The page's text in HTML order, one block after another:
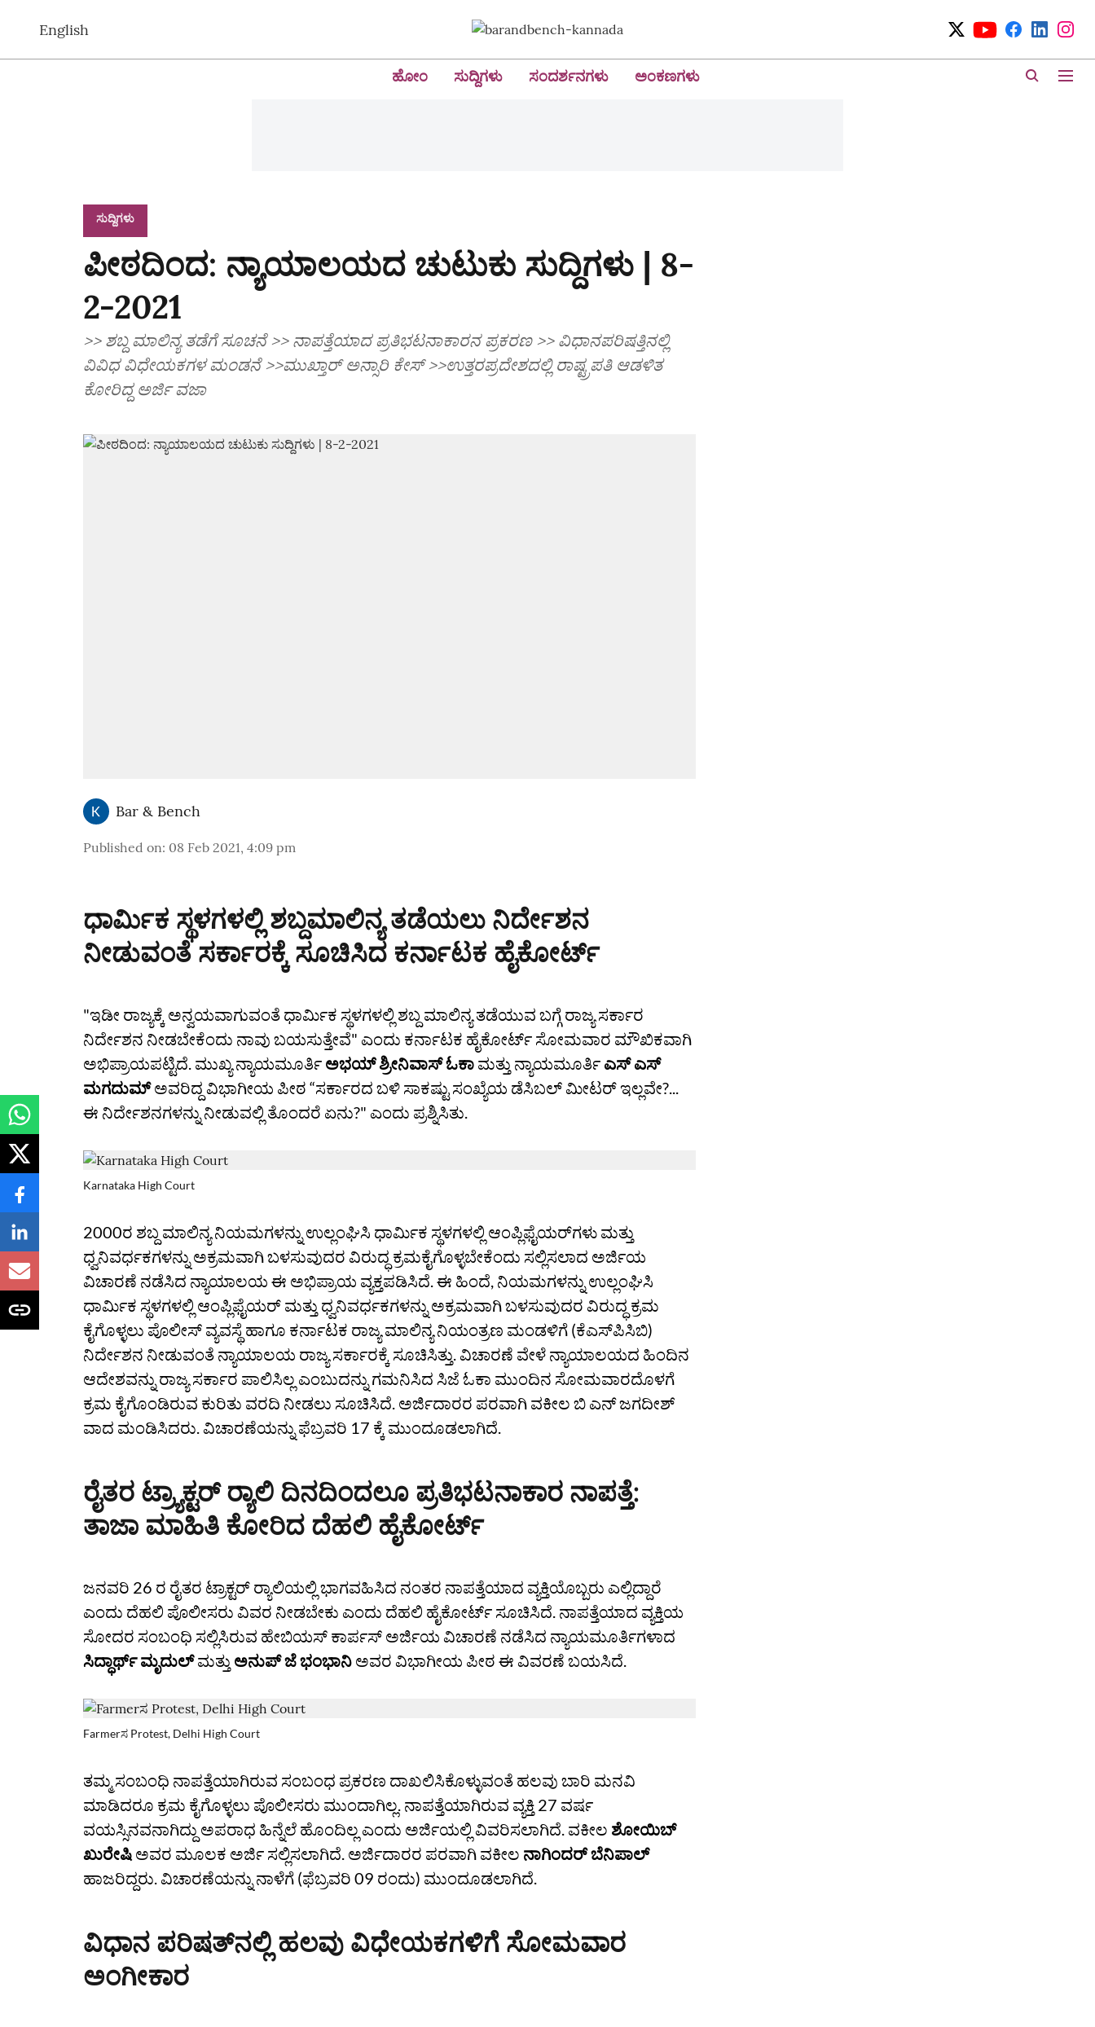
English
ಹೋಂ ಸುದ್ದಿಗಳು ಸಂದರ್ಶನಗಳು ಅಂಕಣಗಳು
ಸುದ್ದಿಗಳು
ಪೀಠದಿಂದ: ನ್ಯಾಯಾಲಯದ ಚುಟುಕು ಸುದ್ದಿಗಳು | 8-
2-2021
>> ಶಬ್ದ ಮಾಲಿನ್ಯ ತಡೆಗೆ ಸೂಚನೆ >> ನಾಪತ್ತೆಯಾದ ಪ್ರತಿಭಟನಾಕಾರನ ಪ್ರಕರಣ >> ವಿಧಾನಪರಿಷತ್ತಿನಲ್ಲಿ
ವಿವಿಧ ವಿಧೇಯಕಗಳ ಮಂಡನೆ >>ಮುಖ್ತಾರ್‌ ಅನ್ಸಾರಿ ಕೇಸ್‌ >>ಉತ್ತರಪ್ರದೇಶದಲ್ಲಿ ರಾಷ್ಟ್ರಪತಿ ಆಡಳಿತ
ಕೋರಿದ್ದ ಅರ್ಜಿ ವಜಾ
Bar & Bench
Published on: 08 Feb 2021, 4:09 pm
ಧಾರ್ಮಿಕ ಸ್ಥಳಗಳಲ್ಲಿ ಶಬ್ದಮಾಲಿನ್ಯ ತಡೆಯಲು ನಿರ್ದೇಶನ
ನೀಡುವಂತೆ ಸರ್ಕಾರಕ್ಕೆ ಸೂಚಿಸಿದ ಕರ್ನಾಟಕ ಹೈಕೋರ್ಟ್‌
"ಇಡೀ ರಾಜ್ಯಕ್ಕೆ ಅನ್ವಯವಾಗುವಂತೆ ಧಾರ್ಮಿಕ ಸ್ಥಳಗಳಲ್ಲಿ ಶಬ್ದ ಮಾಲಿನ್ಯ ತಡೆಯುವ ಬಗ್ಗೆ ರಾಜ್ಯ ಸರ್ಕಾರ
ನಿರ್ದೇಶನ ನೀಡಬೇಕೆಂದು ನಾವು ಬಯಸುತ್ತೇವೆ" ಎಂದು ಕರ್ನಾಟಕ ಹೈಕೋರ್ಟ್ ಸೋಮವಾರ ಮೌಖಿಕವಾಗಿ
ಅಭಿಪ್ರಾಯಪಟ್ಟಿದೆ. ಮುಖ್ಯ ನ್ಯಾಯಮೂರ್ತಿ ಅಭಯ್ ಶ್ರೀನಿವಾಸ್ ಓಕಾ ಮತ್ತು ನ್ಯಾಯಮೂರ್ತಿ ಎಸ್ ಎಸ್
ಮಗದುಮ್‌ಅವರಿದ್ದ ವಿಭಾಗೀಯ ಪೀಠ “ಸರ್ಕಾರದ ಬಳಿ ಸಾಕಷ್ಟು ಸಂಖ್ಯೆಯ ಡೆಸಿಬಲ್ ಮೀಟರ್ ಇಲ್ಲವೇ?...
ಈ ನಿರ್ದೇಶನಗಳನ್ನು ನೀಡುವಲ್ಲಿ ತೊಂದರೆ ಏನು?" ಎಂದು ಪ್ರಶ್ನಿಸಿತು.
Karnataka High Court
2000ರ ಶಬ್ದ ಮಾಲಿನ್ಯ ನಿಯಮಗಳನ್ನು ಉಲ್ಲಂಘಿಸಿ ಧಾರ್ಮಿಕ ಸ್ಥಳಗಳಲ್ಲಿ ಆಂಪ್ಲಿಫೈಯರ್‌ಗಳು ಮತ್ತು
ಧ್ವನಿವರ್ಧಕಗಳನ್ನು ಅಕ್ರಮವಾಗಿ ಬಳಸುವುದರ ವಿರುದ್ಧ ಕ್ರಮಕೈಗೊಳ್ಳಬೇಕೆಂದು ಸಲ್ಲಿಸಲಾದ ಅರ್ಜಿಯ
ವಿಚಾರಣೆ ನಡೆಸಿದ ನ್ಯಾಯಾಲಯ ಈ ಅಭಿಪ್ರಾಯ ವ್ಯಕ್ತಪಡಿಸಿದೆ. ಈ ಹಿಂದೆ, ನಿಯಮಗಳನ್ನು ಉಲ್ಲಂಘಿಸಿ
ಧಾರ್ಮಿಕ ಸ್ಥಳಗಳಲ್ಲಿ ಆಂಪ್ಲಿಫೈಯರ್ ಮತ್ತು ಧ್ವನಿವರ್ಧಕಗಳನ್ನು ಅಕ್ರಮವಾಗಿ ಬಳಸುವುದರ ವಿರುದ್ಧ ಕ್ರಮ
ಕೈಗೊಳ್ಳಲು ಪೊಲೀಸ್ ವ್ಯವಸ್ಥೆ ಹಾಗೂ ಕರ್ನಾಟಕ ರಾಜ್ಯ ಮಾಲಿನ್ಯ ನಿಯಂತ್ರಣ ಮಂಡಳಿಗೆ (ಕೆಎಸ್‌ಪಿಸಿಬಿ)
ನಿರ್ದೇಶನ ನೀಡುವಂತೆ ನ್ಯಾಯಾಲಯ ರಾಜ್ಯ ಸರ್ಕಾರಕ್ಕೆ ಸೂಚಿಸಿತ್ತು. ವಿಚಾರಣೆ ವೇಳೆ ನ್ಯಾಯಾಲಯದ ಹಿಂದಿನ
ಆದೇಶವನ್ನು ರಾಜ್ಯ ಸರ್ಕಾರ ಪಾಲಿಸಿಲ್ಲ ಎಂಬುದನ್ನು ಗಮನಿಸಿದ ಸಿಜೆ ಓಕಾ ಮುಂದಿನ ಸೋಮವಾರದೊಳಗೆ
ಕ್ರಮ ಕೈಗೊಂಡಿರುವ ಕುರಿತು ವರದಿ ನೀಡಲು ಸೂಚಿಸಿದೆ. ಅರ್ಜಿದಾರರ ಪರವಾಗಿ ವಕೀಲ ಬಿ ಎನ್‌ ಜಗದೀಶ್‌
ವಾದ ಮಂಡಿಸಿದರು. ವಿಚಾರಣೆಯನ್ನು ಫೆಬ್ರವರಿ 17 ಕ್ಕೆ ಮುಂದೂಡಲಾಗಿದೆ.
ರೈತರ ಟ್ರ್ಯಾಕ್ಟರ್ ರ‍್ಯಾಲಿ ದಿನದಿಂದಲೂ ಪ್ರತಿಭಟನಾಕಾರ ನಾಪತ್ತೆ:
ತಾಜಾ ಮಾಹಿತಿ ಕೋರಿದ ದೆಹಲಿ ಹೈಕೋರ್ಟ್‌
ಜನವರಿ 26 ರ ರೈತರ ಟ್ರಾಕ್ಟರ್ ರ‍್ಯಾಲಿಯಲ್ಲಿ ಭಾಗವಹಿಸಿದ ನಂತರ ನಾಪತ್ತೆಯಾದ ವ್ಯಕ್ತಿಯೊಬ್ಬರು ಎಲ್ಲಿದ್ದಾರೆ
ಎಂದು ದೆಹಲಿ ಪೊಲೀಸರು ವಿವರ ನೀಡಬೇಕು ಎಂದು ದೆಹಲಿ ಹೈಕೋರ್ಟ್‌ ಸೂಚಿಸಿದೆ. ನಾಪತ್ತೆಯಾದ ವ್ಯಕ್ತಿಯ
ಸೋದರ ಸಂಬಂಧಿ ಸಲ್ಲಿಸಿರುವ ಹೇಬಿಯಸ್‌ ಕಾರ್ಪಸ್‌ ಅರ್ಜಿಯ ವಿಚಾರಣೆ ನಡೆಸಿದ ನ್ಯಾಯಮೂರ್ತಿಗಳಾದ
ಸಿದ್ಧಾರ್ಥ್ ಮೃದುಲ್ಮತ್ತು ಅನುಪ್ ಜೆ ಭಂಭಾನಿ ಅವರ ವಿಭಾಗೀಯ ಪೀಠ ಈ ವಿವರಣೆ ಬಯಸಿದೆ.
Farmerಸ Protest, Delhi High Court
ತಮ್ಮ ಸಂಬಂಧಿ ನಾಪತ್ತೆಯಾಗಿರುವ ಸಂಬಂಧ ಪ್ರಕರಣ ದಾಖಲಿಸಿಕೊಳ್ಳುವಂತೆ ಹಲವು ಬಾರಿ ಮನವಿ
ಮಾಡಿದರೂ ಕ್ರಮ ಕೈಗೊಳ್ಳಲು ಪೊಲೀಸರು ಮುಂದಾಗಿಲ್ಲ. ನಾಪತ್ತೆಯಾಗಿರುವ ವ್ಯಕ್ತಿ 27 ವರ್ಷ
ವಯಸ್ಸಿನವನಾಗಿದ್ದು ಅಪರಾಧ ಹಿನ್ನೆಲೆ ಹೊಂದಿಲ್ಲ ಎಂದು ಅರ್ಜಿಯಲ್ಲಿ ವಿವರಿಸಲಾಗಿದೆ. ವಕೀಲ ಶೋಯಿಬ್
ಖುರೇಷಿ ಅವರ ಮೂಲಕ ಅರ್ಜಿ ಸಲ್ಲಿಸಲಾಗಿದೆ. ಅರ್ಜಿದಾರರ ಪರವಾಗಿ ವಕೀಲ ನಾಗಿಂದರ್ ಬೆನಿಪಾಲ್
ಹಾಜರಿದ್ದರು. ವಿಚಾರಣೆಯನ್ನು ನಾಳೆಗೆ (ಫೆಬ್ರವರಿ 09 ರಂದು) ಮುಂದೂಡಲಾಗಿದೆ.
ವಿಧಾನ ಪರಿಷತ್‌ನಲ್ಲಿ ಹಲವು ವಿಧೇಯಕಗಳಿಗೆ ಸೋಮವಾರ
ಅಂಗೀಕಾರ